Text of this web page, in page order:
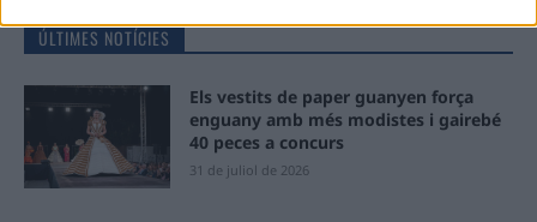
ÚLTIMES NOTÍCIES
Els vestits de paper guanyen força
enguany amb més modistes i gairebé
40 peces a concurs
31 de juliol de 2026